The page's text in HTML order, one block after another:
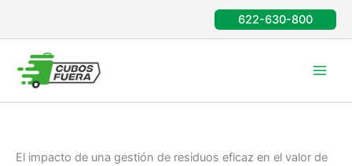
622-630-800
El impacto de una gestión de residuos eficaz en el valor de